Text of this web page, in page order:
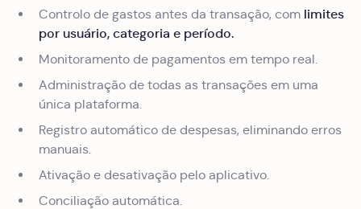
Controlo de gastos antes da transação, com limites
por usuário, categoria e período.
Monitoramento de pagamentos em tempo real.
Administração de todas as transações em uma
única plataforma.
Registro automático de despesas, eliminando erros
manuais.
Ativação e desativação pelo aplicativo.
Conciliação automática.